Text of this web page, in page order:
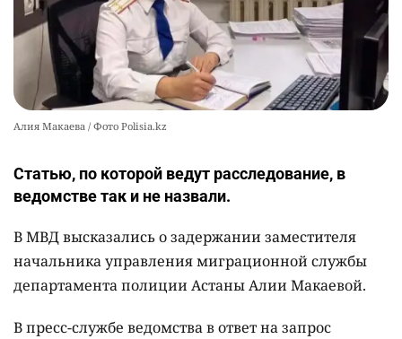
Алия Макаева / Фото Polisia.kz
Статью, по которой ведут расследование, в
ведомстве так и не назвали.
В МВД высказались о задержании заместителя
начальника управления миграционной службы
департамента полиции Астаны Алии Макаевой.
В пресс-службе ведомства в ответ на запрос